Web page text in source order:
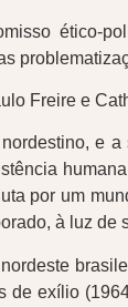
Freire e
e
por um
à luz de
exílio